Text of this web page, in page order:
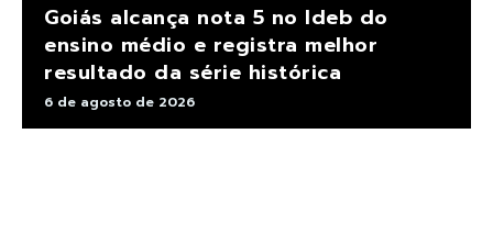
Goiás alcança nota 5 no Ideb do
ensino médio e registra melhor
resultado da série histórica
6 de agosto de 2026